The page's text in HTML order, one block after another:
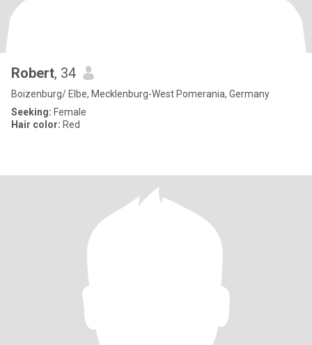
Robert, 34
Boizenburg/ Elbe, Mecklenburg-West Pomerania, Germany
Seeking: Female
Hair color: Red